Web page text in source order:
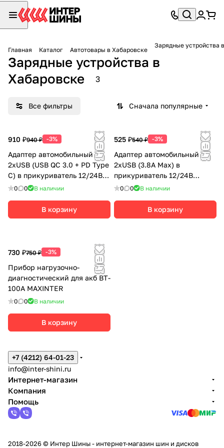
Главная Каталог Автотовары в Хабаровске
Зарядные устройства
Зарядные устройства в
Хабаровске
3
Все фильтры Сначала популярные
910 ₽940 ₽ -3%
Адаптер автомобильный
2хUSB (USB QC 3.0 + PD Type
C) в прикуриватель 12/24В
черный CARLINE
0 0 В наличии
В корзину
525 ₽540 ₽ -3%
Адаптер автомобильный
2хUSB (3.8А Max) в
прикуриватель 12/24В
черный CARLINE
0 0 В наличии
В корзину
730 ₽750 ₽ -3%
Прибор нагрузочно-
диагностический для акб BT-
100A MAXINTER
0 0 В наличии
В корзину
+7 (4212) 64-01-23
info@inter-shini.ru
Интернет-магазин
Компания
Помощь
2018-2026 © Интер Шины - интернет-магазин шин и дисков